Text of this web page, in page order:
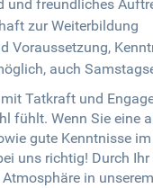
und freundliches
zur Weiterbildung
Voraussetzung,
auch
Tatkraft und
fühlt. Wenn Sie eine
gute Kenntnisse
uns richtig! Durch
in